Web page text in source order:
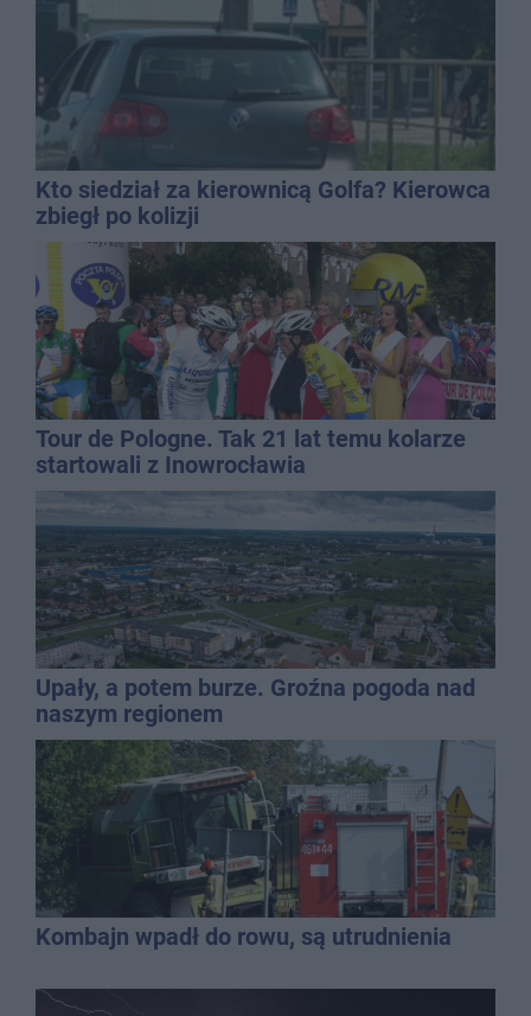
Kto siedział za kierownicą Golfa? Kierowca
zbiegł po kolizji
Tour de Pologne. Tak 21 lat temu kolarze
startowali z Inowrocławia
Upały, a potem burze. Groźna pogoda nad
naszym regionem
Kombajn wpadł do rowu, są utrudnienia